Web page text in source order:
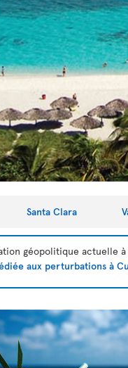
Santa Clara
géopolitique actuelle à
aux perturbations à